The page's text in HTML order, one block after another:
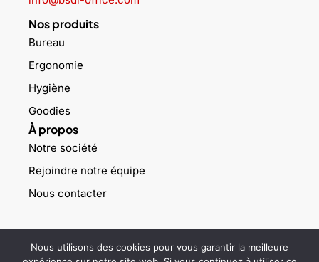
Nos produits
Bureau
Ergonomie
Hygiène
Goodies
À propos
Notre société
Rejoindre notre équipe
Nous contacter
Nous utilisons des cookies pour vous garantir la meilleure